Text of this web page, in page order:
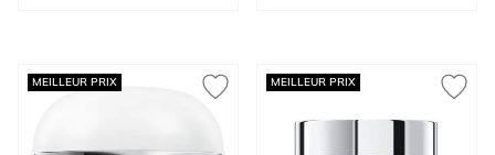
MEILLEUR PRIX MEILLEUR PRIX